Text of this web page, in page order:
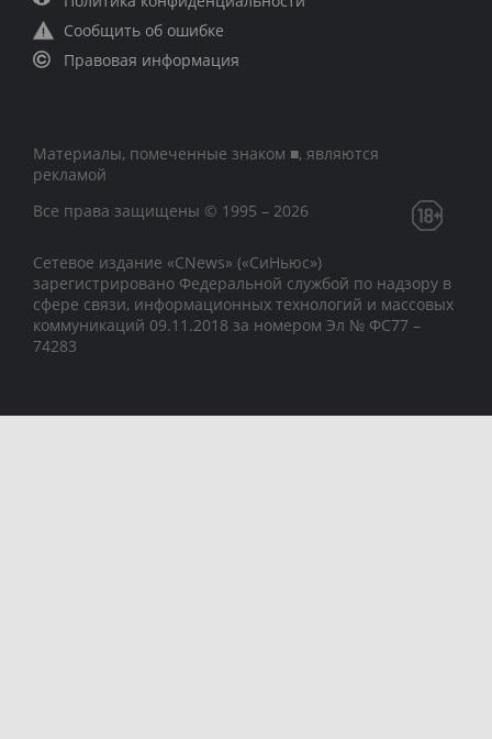
Сообщить об ошибке
Правовая информация
Материалы, помеченные знаком ■, являются
рекламой
Все права защищены © 1995 – 2026
Сетевое издание «CNews» («СиНьюс»)
зарегистрировано Федеральной службой по надзору в
сфере связи, информационных технологий и массовых
коммуникаций 09.11.2018 за номером Эл № ФС77 –
74283